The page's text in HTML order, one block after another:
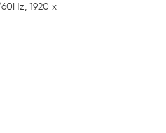
1920 x